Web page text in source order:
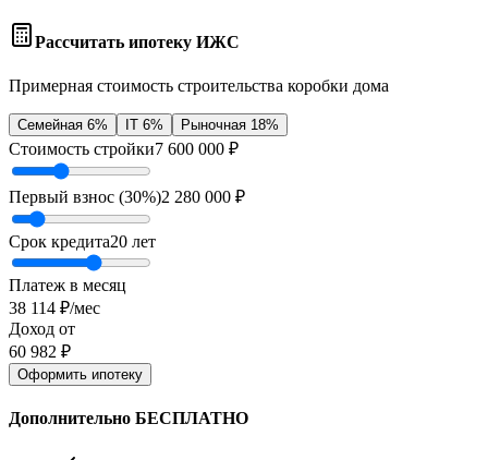
Рассчитать ипотеку ИЖС
Примерная стоимость строительства коробки дома
Семейная 6% IT 6% Рыночная 18%
Стоимость стройки7 600 000 ₽
Первый взнос (30%)2 280 000 ₽
Срок кредита20 лет
Платеж в месяц
38 114 ₽/мес
Доход от
60 982 ₽
Оформить ипотеку
Дополнительно БЕСПЛАТНО